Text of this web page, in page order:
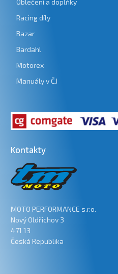
Racing díly
Bazar
Bardahl
Motorex
Manuály v ČJ
Kontakty
MOTO PERFORMANCE s.r.o.
Nový Oldřichov 3
471 13
Česká Republika